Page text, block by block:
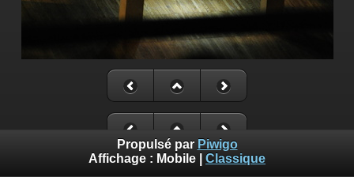
Propulsé par Piwigo
Affichage : Mobile Classique